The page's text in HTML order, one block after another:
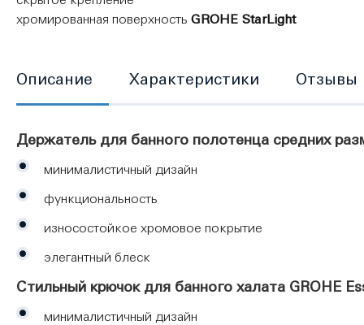
хромированная поверхность GROHE StarLight
Описание
Держатель для банного полотенца средних
минималистичный дизайн
функциональность
износостойкое хромовое покрытие
элегантный блеск
Стильный крючок для банного халата GROHE
минималистичный дизайн
Характеристики Отзывы